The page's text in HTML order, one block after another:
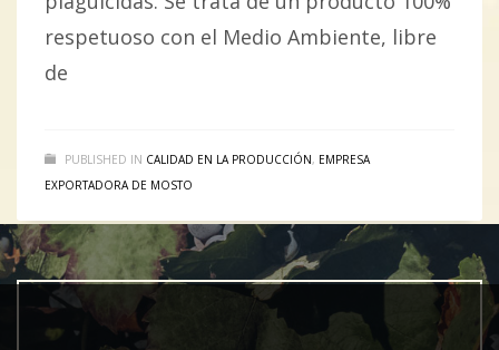
respetuoso con el Medio Ambiente, libre
de
PUBLISHED IN CALIDAD EN LA PRODUCCIÓN, EMPRESA
EXPORTADORA DE MOSTO